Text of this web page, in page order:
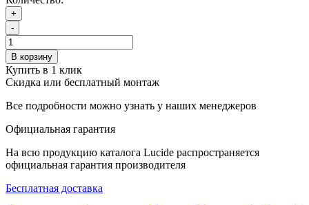
+
-
В корзину
Купить в 1 клик
Скидка или бесплатный монтаж
Все подробности можно узнать у наших менеджеров
Официальная гарантия
На всю продукцию каталога Lucide распространяется
официальная гарантия производителя
Бесплатная доставка